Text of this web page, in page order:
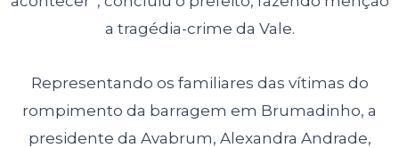
a tragédia-crime da Vale.
Representando os familiares das vítimas do
rompimento da barragem em Brumadinho, a
presidente da Avabrum, Alexandra Andrade,